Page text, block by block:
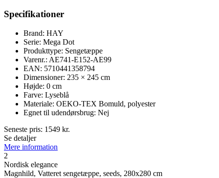
Specifikationer
Brand: HAY
Serie: Mega Dot
Produkttype: Sengetæppe
Varenr.: AE741-E152-AE99
EAN: 5710441358794
Dimensioner: 235 × 245 cm
Højde: 0 cm
Farve: Lyseblå
Materiale: OEKO-TEX Bomuld, polyester
Egnet til udendørsbrug: Nej
Seneste pris: 1549 kr.
Se detaljer
Mere information
2
Nordisk elegance
Magnhild, Vatteret sengetæppe, seeds, 280x280 cm